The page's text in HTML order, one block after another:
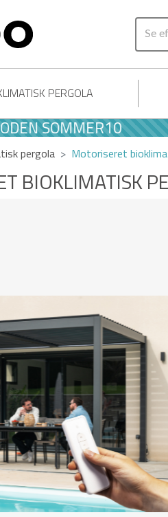
PERGOLA
pergola Motoriseret
BIOKLIMATISK